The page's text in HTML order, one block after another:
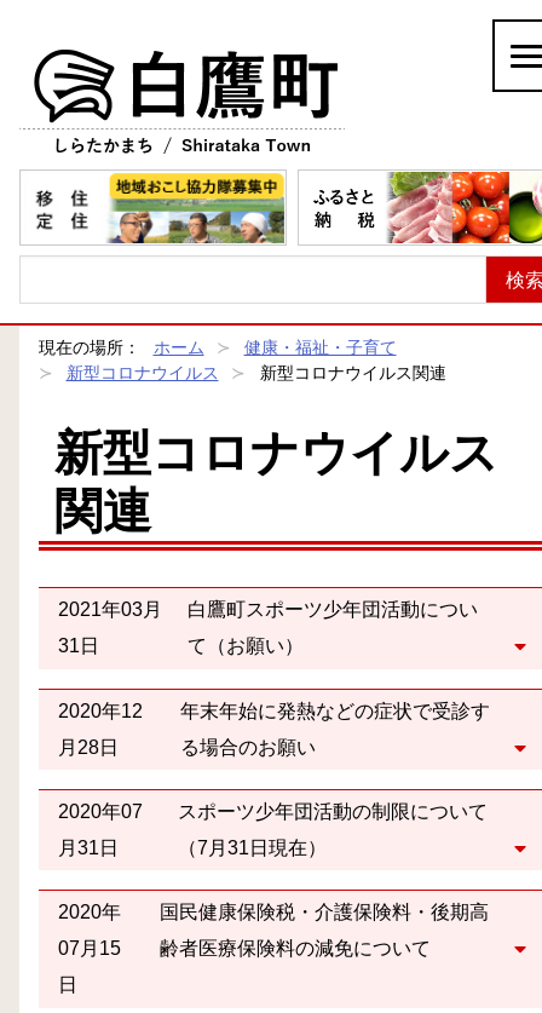
現在の場所： ホーム
健康・福祉・子育て
新型コロナウイルス
新型コロナウイルス関連
新型コロナウイルス
関連
2021年03月
31日
白鷹町スポーツ少年団活動につい
て（お願い）
2020年12
月28日
年末年始に発熱などの症状で受診す
る場合のお願い
2020年07
月31日
スポーツ少年団活動の制限について
（7月31日現在）
2020年
07月15
日
国民健康保険税・介護保険料・後期高
齢者医療保険料の減免について